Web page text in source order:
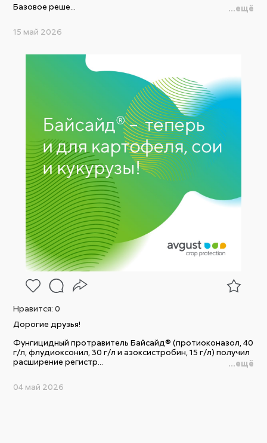
Базовое реше...
...ещё
15 май 2026
Нравится:0
Дорогие друзья!
Фунгицидный протравитель Байсайд® (протиоконазол, 40
г/л, флудиоксонил, 30 г/л и азоксистробин, 15 г/л) получил
расширение регистр...
...ещё
04 май 2026